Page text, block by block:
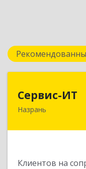
Сервис-ИТ
Назрань
Клиентов на